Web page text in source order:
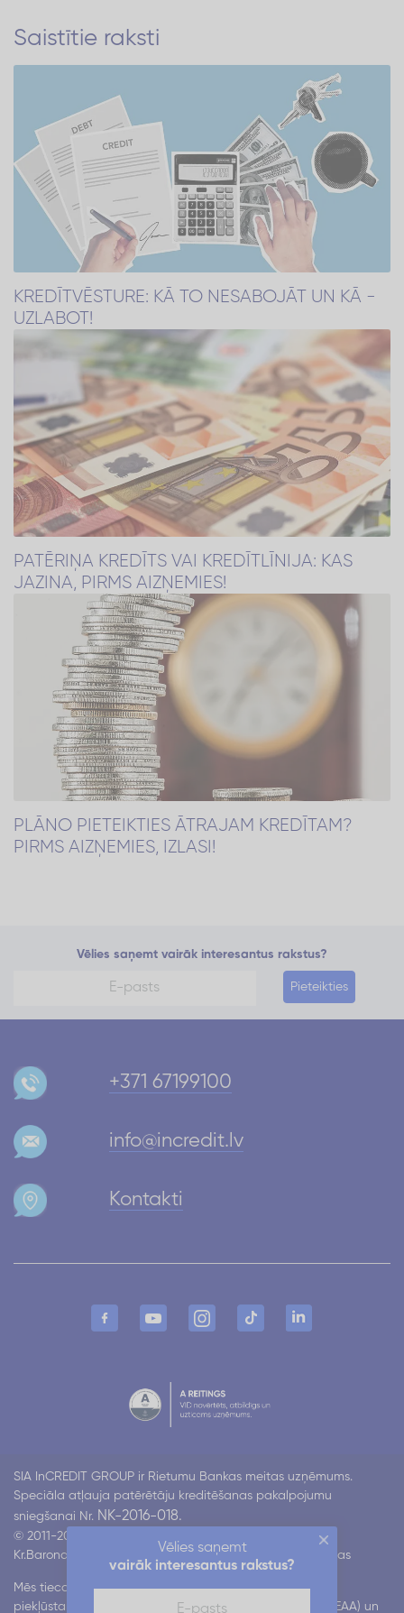
Saistītie raksti
KREDĪTVĒSTURE: KĀ TO NESABOJĀT UN KĀ -
UZLABOT!
PATĒRIŅA KREDĪTS VAI KREDĪTLĪNIJA: KAS
JAZINA, PIRMS AIZŅEMIES!
PLĀNO PIETEIKTIES ĀTRAJAM KREDĪTAM?
PIRMS AIZŅEMIES, IZLASI!
Vēlies saņemt
vairāk interesantus rakstus?
Vēlies saņemt vairāk interesantus rakstus?
Pieteikties
+371 67199100
info@incredit.lv
Kontakti
SIA InCREDIT GROUP ir Rietumu Bankas meitas uzņēmums.
Speciāla atļauja patērētāju kreditēšanas pakalpojumu
sniegšanai Nr. NK-2016-018.
© 2011-2026 Incredit
Kr.Barona 130 k4, Rīga LV-1012
Visas tiesības aizsargātas
Mēs tiecamies nodrošināt mūsu digitālo pakalpojumu
piekļūstamību atbilstoši Eiropas piekļūstamības aktam (EAA) un